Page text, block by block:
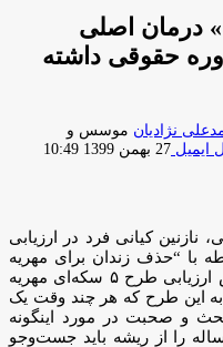
درمان اصلی
حقوقی داشته
موسس و
ایمیل 27 بهمن 1399 10:49
کیانی فرد در ارزیابی
با “حذف زندان برای مهریه
بیش از ۵ سکه” اظهار کرد: در خصوص ارزیابی طرح ۵ سکه‌ای مهریه
این طرح که هر چند وقت یک
و صحبت در مورد اینگونه
را از ریشه باید جست‌وجو